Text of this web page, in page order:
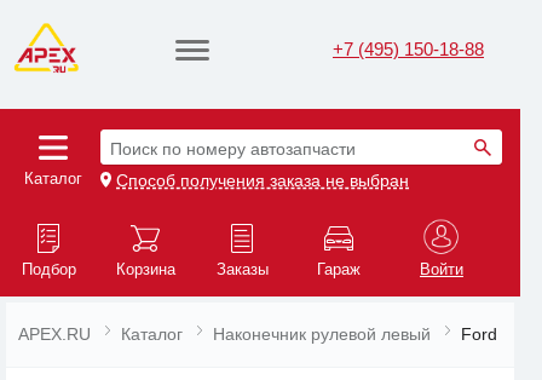
+7 (495) 150-18-88
Каталог
Поиск по номеру автозапчасти
Способ получения заказа не выбран
Подбор Корзина Заказы Гараж Войти
APEX.RU Каталог Наконечник рулевой левый Ford